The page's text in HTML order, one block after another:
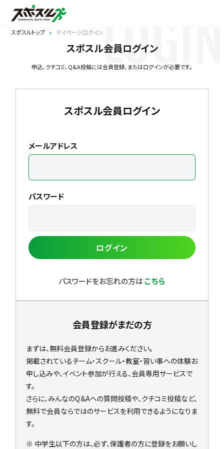
スポスルトップ マイページログイン
スポスル会員ログイン
申込、クチコミ、Q&A投稿には会員登録、またはログインが必要です。
LOGIN
スポスル会員ログイン
メールアドレス
パスワード
ログイン
パスワードをお忘れの方は こちら
会員登録がまだの方
まずは、無料会員登録からお進みください。
掲載されているチーム・スクール・教室・習い事への体験お
申し込みや、イベント参加が行える、会員専用サービスで
す。
さらに、みんなのQ＆Aへの質問投稿や、クチコミ投稿など、
無料で会員ならではのサービスを利用できるようになりま
す。
※ 中学生以下の方は、必ず、保護者の方に登録をお願いし